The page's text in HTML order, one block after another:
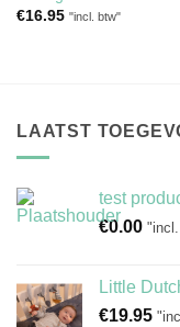
€16.95 "incl. btw"
LAATST
test
€0.00
Little
€19.95